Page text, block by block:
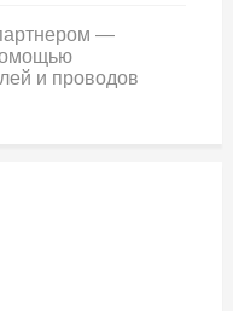
—
и проводов